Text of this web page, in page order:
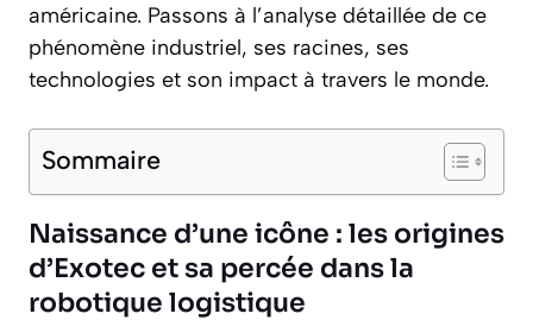
américaine. Passons à l’analyse détaillée de ce
phénomène industriel, ses racines, ses
technologies et son impact à travers le monde.
Sommaire
Naissance d’une icône : les origines
d’Exotec et sa percée dans la
robotique logistique